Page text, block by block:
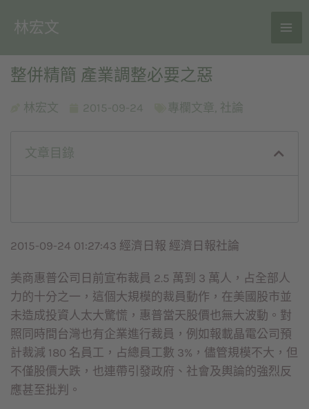
林宏文
整併精簡 產業調整必要之惡
林宏文 2015-09-24 專欄文章, 社論
文章目錄
2015-09-24 01:27:43 經濟日報 經濟日報社論
美商惠普公司日前宣布裁員 2.5 萬到 3 萬人，占全部人
力的十分之一，這個大規模的裁員動作，在美國股市並
未造成投資人太大驚慌，惠普當天股價也無大波動。對
照同時間台灣也有企業進行裁員，例如報載晶電公司預
計裁減 180 名員工，占總員工數 3%，儘管規模不大，但
不僅股價大跌，也連帶引發政府、社會及輿論的強烈反
應甚至批判。